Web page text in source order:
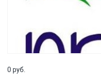
0 руб.